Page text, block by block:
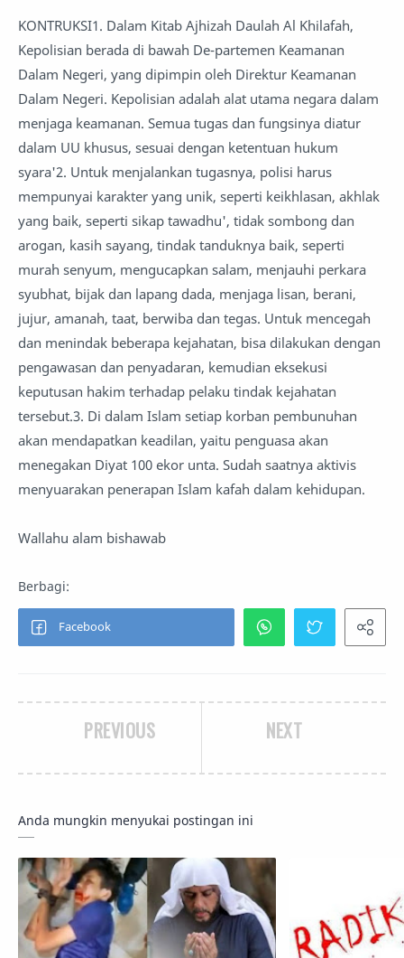
KONTRUKSI1. Dalam Kitab Ajhizah Daulah Al Khilafah,
Kepolisian berada di bawah De-partemen Keamanan
Dalam Negeri, yang dipimpin oleh Direktur Keamanan
Dalam Negeri. Kepolisian adalah alat utama negara dalam
menjaga keamanan. Semua tugas dan fungsinya diatur
dalam UU khusus, sesuai dengan ketentuan hukum
syara'2. Untuk menjalankan tugasnya, polisi harus
mempunyai karakter yang unik, seperti keikhlasan, akhlak
yang baik, seperti sikap tawadhu', tidak sombong dan
arogan, kasih sayang, tindak tanduknya baik, seperti
murah senyum, mengucapkan salam, menjauhi perkara
syubhat, bijak dan lapang dada, menjaga lisan, berani,
jujur, amanah, taat, berwiba dan tegas. Untuk mencegah
dan menindak beberapa kejahatan, bisa dilakukan dengan
pengawasan dan penyadaran, kemudian eksekusi
keputusan hakim terhadap pelaku tindak kejahatan
tersebut.3. Di dalam Islam setiap korban pembunuhan
akan mendapatkan keadilan, yaitu penguasa akan
menegakan Diyat 100 ekor unta. Sudah saatnya aktivis
menyuarakan penerapan Islam kafah dalam kehidupan.
Wallahu alam bishawab
NEXT
PREVIOUS
Anda mungkin menyukai postingan ini